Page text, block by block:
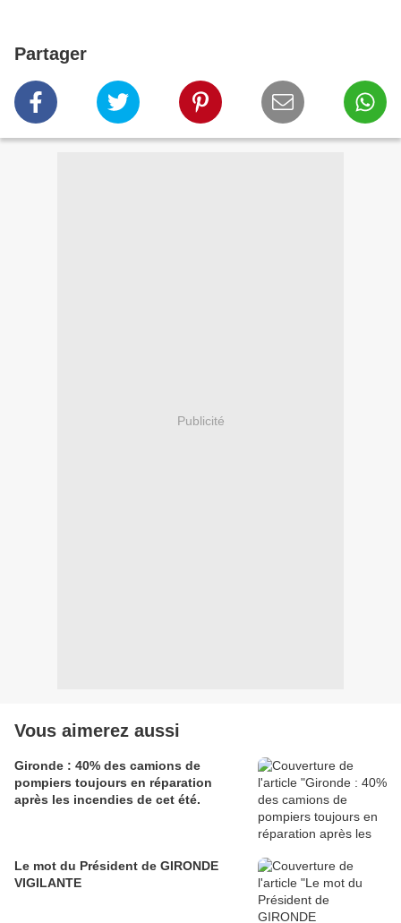
Partager
Publicité
Vous aimerez aussi
Gironde : 40% des camions de
pompiers toujours en réparation
après les incendies de cet été.
Le mot du Président de GIRONDE
VIGILANTE